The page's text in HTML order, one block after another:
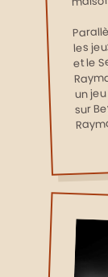
les
et le
un
sur